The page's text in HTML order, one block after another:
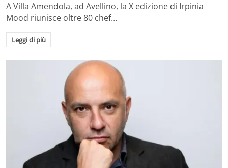
A Villa Amendola, ad Avellino, la X edizione di Irpinia
Mood riunisce oltre 80 chef…
Leggi di più